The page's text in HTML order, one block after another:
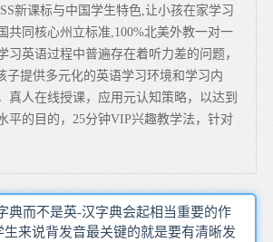
新课标与中国学生特色,让小孩在家学习
共同核心州立标准,100%北美外教一对一
习英语过程中普遍存在着听力差的问题，
子提供多元化的英语学习环境和学习内
真人在线授课，应用元认知策略，以达到
平的目的，25分钟VIP兴趣教学法，针对
典而不是英-汉字典会起相当重要的作
生来说背发音最关键的就是要有清晰发